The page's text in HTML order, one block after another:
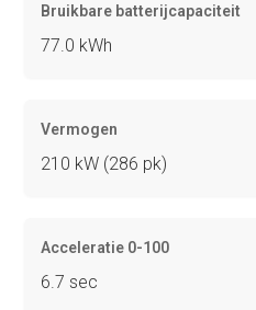
Bruikbare batterijcapaciteit
77.0 kWh
Vermogen
210 kW (286 pk)
Acceleratie 0-100
6.7 sec